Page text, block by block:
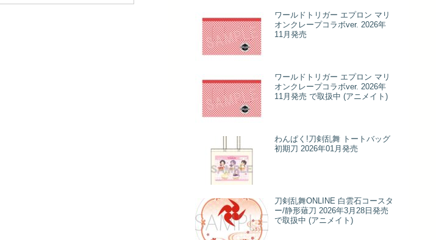
ワールドトリガー エプロン マリ
オンクレープコラボver. 2026年
11月発売
ワールドトリガー エプロン マリ
オンクレープコラボver. 2026年
11月発売 で取扱中 (アニメイト)
わんぱく!刀剣乱舞 トートバッグ
初期刀 2026年01月発売
刀剣乱舞ONLINE 白雲石コースタ
ー/静形薙刀 2026年3月28日発売
で取扱中 (アニメイト)